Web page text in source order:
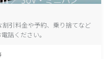
引料金や予約、乗り捨てなど
話ください。